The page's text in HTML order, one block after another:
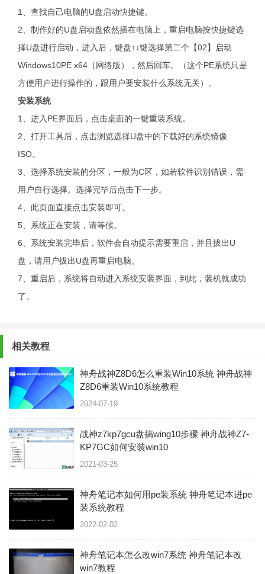
1、查找自己电脑的U盘启动快捷键。
2、制作好的U盘启动盘依然插在电脑上，重启电脑按快捷键选
择U盘进行启动，进入后，键盘↑↓键选择第二个【02】启动
Windows10PE x64（网络版），然后回车。（这个PE系统只是
方便用户进行操作的，跟用户要安装什么系统无关）。
安装系统
1、进入PE界面后，点击桌面的一键重装系统。
2、打开工具后，点击浏览选择U盘中的下载好的系统镜像
ISO。
3、选择系统安装的分区，一般为C区，如若软件识别错误，需
用户自行选择。选择完毕后点击下一步。
4、此页面直接点击安装即可。
5、系统正在安装，请等候。
6、系统安装完毕后，软件会自动提示需要重启，并且拔出U
盘，请用户拔出U盘再重启电脑。
7、重启后，系统将自动进入系统安装界面，到此，装机就成功
了。
相关教程
神舟战神Z8D6怎么重装Win10系统 神舟战神
Z8D6重装Win10系统教程
2024-07-19
战神z7kp7gcu盘搞wing10步骤 神舟战神Z7-
KP7GC如何安装win10
2021-03-25
神舟笔记本如何用pe装系统 神舟笔记本进pe
装系统教程
2022-02-02
神舟笔记本怎么改win7系统 神舟笔记本改
win7教程